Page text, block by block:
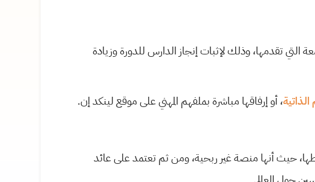
التي تقدمها، وذلك لإثبات إنجاز الدارس للدورة وزيادة
، أو إرفاقها مباشرة بملفهم المهني على موقع لينكد إن.
حيث أنها منصة غير ربحية، ومن ثم تعتمد على عائد